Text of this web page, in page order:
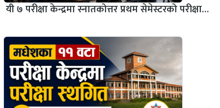
यी ७ परीक्षा केन्द्रमा स्नातकोत्तर प्रथम सेमेस्टरको परीक्षा…